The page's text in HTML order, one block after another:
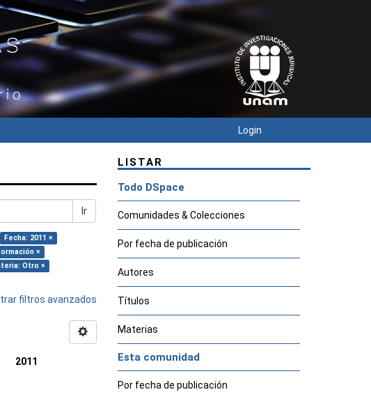
Login
Ir
Fecha: 2011 ×
×
Otro ×
filtros avanzados
2011
LISTAR
Todo DSpace
Comunidades & Colecciones
Por fecha de publicación
Autores
Títulos
Materias
Esta comunidad
Por fecha de publicación